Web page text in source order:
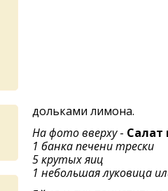
дольками лимона.
На фото вверху- Cалат
1 банка печени трески
5 крутых яиц
1 небольшая луковица